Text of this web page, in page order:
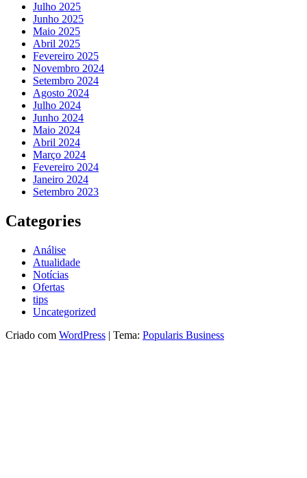
Julho 2025
Junho 2025
Maio 2025
Abril 2025
Fevereiro 2025
Novembro 2024
Setembro 2024
Agosto 2024
Julho 2024
Junho 2024
Maio 2024
Abril 2024
Março 2024
Fevereiro 2024
Janeiro 2024
Setembro 2023
Categories
Análise
Atualidade
Notícias
Ofertas
tips
Uncategorized
Criado com WordPress | Tema: Popularis Business